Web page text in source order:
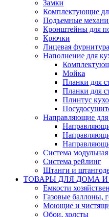
Замки
Комплектующие
Подъемные
Кронштейны для
Крючки
Лицевая фурнитура
Наполнение для
Мойка
Планки для
Планки для
Плинтус
Направляющие для
Система
Система рейлинг
Штанги и
ТОВАРЫ ДЛЯ ДОМА И
Емкости
Газовые баллоны,
Моющие и
Обои, холсты